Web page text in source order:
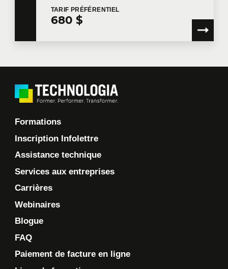
TARIF PRÉFÉRENTIEL
680 $
Formations
Inscription Infolettre
Assistance technique
Services aux entreprises
Carrières
Webinaires
Blogue
FAQ
Paiement de facture en ligne